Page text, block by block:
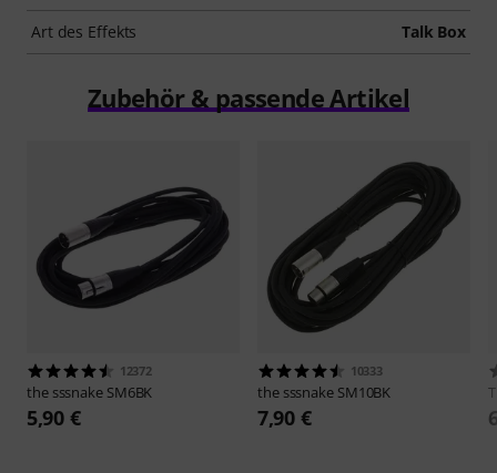
Art des Effekts Talk Box
Zubehör & passende Artikel
12372
the sssnake SM6BK
5,90 €
10333
the sssnake SM10BK
7,90 €